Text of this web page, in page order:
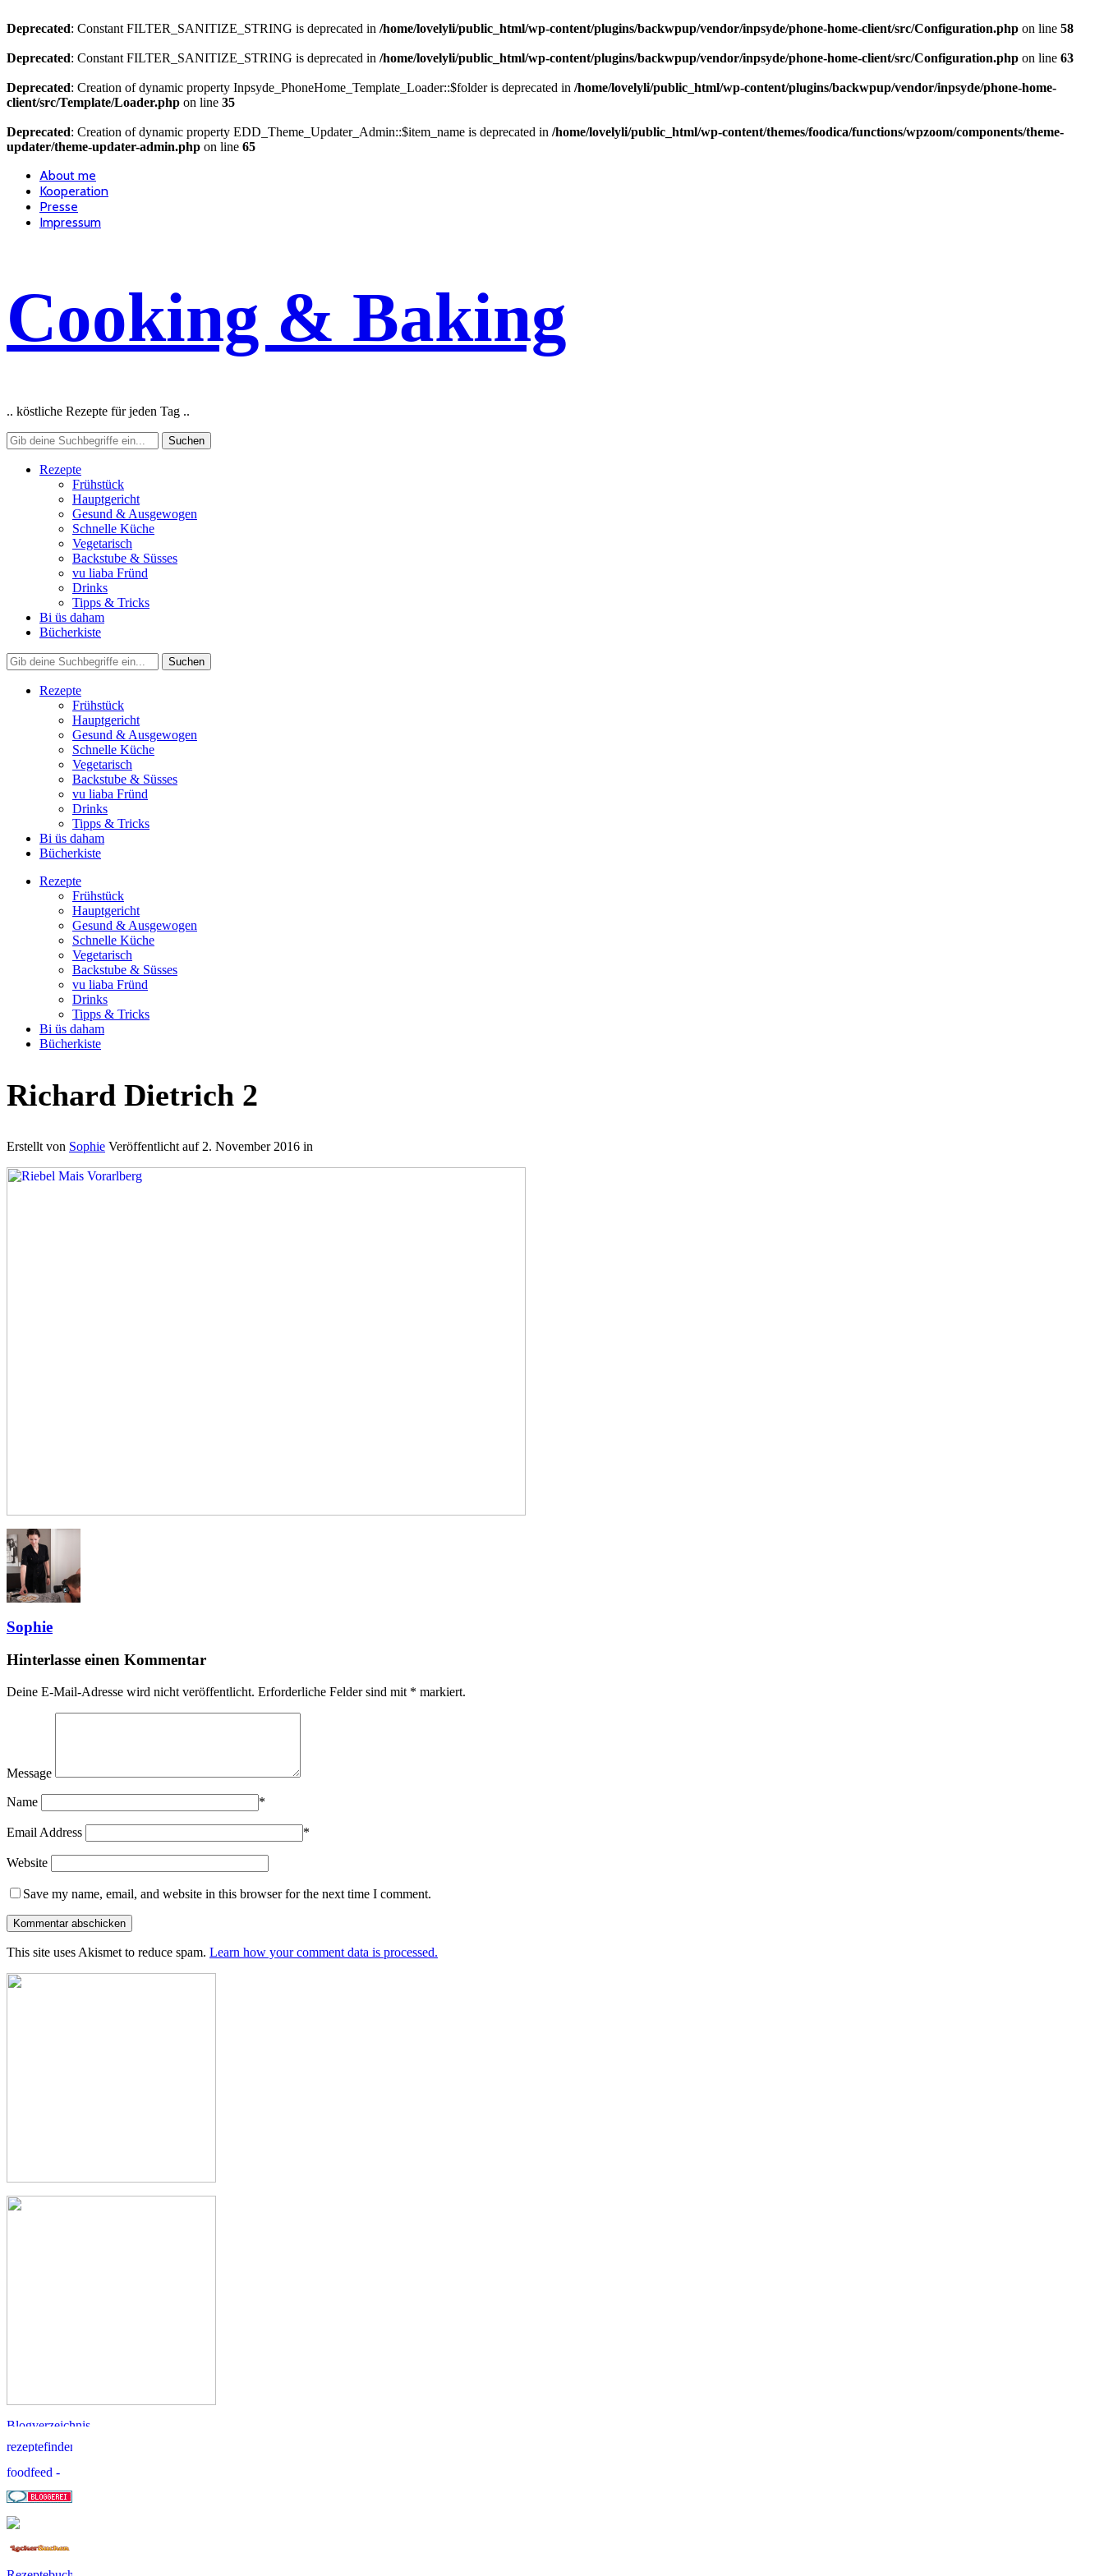
Deprecated: Constant FILTER_SANITIZE_STRING is deprecated in /home/lovelyli/public_html/wp-content/plugins/backwpup/vendor/inpsyde/phone-home-client/src/Configuration.php on line 58
Deprecated: Constant FILTER_SANITIZE_STRING is deprecated in /home/lovelyli/public_html/wp-content/plugins/backwpup/vendor/inpsyde/phone-home-client/src/Configuration.php on line 63
Deprecated: Creation of dynamic property Inpsyde_PhoneHome_Template_Loader::$folder is deprecated in /home/lovelyli/public_html/wp-content/plugins/backwpup/vendor/inpsyde/phone-home-
client/src/Template/Loader.php on line 35
Deprecated: Creation of dynamic property EDD_Theme_Updater_Admin::$item_name is deprecated in /home/lovelyli/public_html/wp-content/themes/foodica/functions/wpzoom/components/theme-
updater/theme-updater-admin.php on line 65
About me
Kooperation
Presse
Impressum
Cooking & Baking
.. köstliche Rezepte für jeden Tag ..
Rezepte
Frühstück
Hauptgericht
Gesund & Ausgewogen
Schnelle Küche
Vegetarisch
Backstube & Süsses
vu liaba Fründ
Drinks
Tipps & Tricks
Bi üs daham
Bücherkiste
Rezepte
Frühstück
Hauptgericht
Gesund & Ausgewogen
Schnelle Küche
Vegetarisch
Backstube & Süsses
vu liaba Fründ
Drinks
Tipps & Tricks
Bi üs daham
Bücherkiste
Rezepte
Frühstück
Hauptgericht
Gesund & Ausgewogen
Schnelle Küche
Vegetarisch
Backstube & Süsses
vu liaba Fründ
Drinks
Tipps & Tricks
Bi üs daham
Bücherkiste
Richard Dietrich 2
Erstellt von Sophie Veröffentlicht auf 2. November 2016 in
Sophie
Hinterlasse einen Kommentar
Deine E-Mail-Adresse wird nicht veröffentlicht. Erforderliche Felder sind mit * markiert.
Message
Name *
Email Address *
Website
Save my name, email, and website in this browser for the next time I comment.
This site uses Akismet to reduce spam. Learn how your comment data is processed.